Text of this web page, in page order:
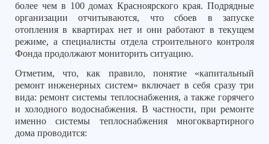
более чем в 100 домах Красноярского края. Подрядные
организации отчитываются, что сбоев в запуске
отопления в квартирах нет и они работают в текущем
режиме, а специалисты отдела строительного контроля
Фонда продолжают мониторить ситуацию.
Отметим, что, как правило, понятие «капитальный
ремонт инженерных систем» включает в себя сразу три
вида: ремонт системы теплоснабжения, а также горячего
и холодного водоснабжения. В частности, при ремонте
именно системы теплоснабжения многоквартирного
дома проводится: